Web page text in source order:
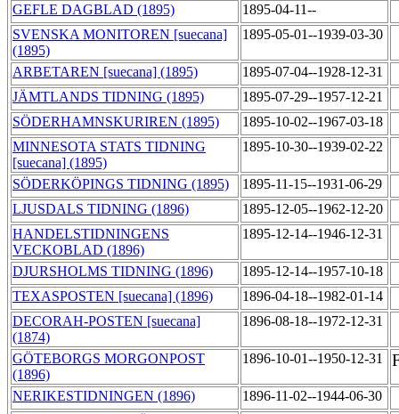
GEFLE DAGBLAD (1895)
1895-04-11--
SVENSKA MONITOREN [suecana]
(1895)
1895-05-01--1939-03-30
ARBETAREN [suecana] (1895)
1895-07-04--1928-12-31
JÄMTLANDS TIDNING (1895)
1895-07-29--1957-12-21
SÖDERHAMNSKURIREN (1895)
1895-10-02--1967-03-18
MINNESOTA STATS TIDNING
[suecana] (1895)
1895-10-30--1939-02-22
SÖDERKÖPINGS TIDNING (1895)
1895-11-15--1931-06-29
LJUSDALS TIDNING (1896)
1895-12-05--1962-12-20
HANDELSTIDNINGENS
VECKOBLAD (1896)
1895-12-14--1946-12-31
DJURSHOLMS TIDNING (1896)
1895-12-14--1957-10-18
TEXASPOSTEN [suecana] (1896)
1896-04-18--1982-01-14
DECORAH-POSTEN [suecana]
(1874)
1896-08-18--1972-12-31
GÖTEBORGS MORGONPOST
(1896)
1896-10-01--1950-12-31
NERIKESTIDNINGEN (1896)
1896-11-02--1944-06-30